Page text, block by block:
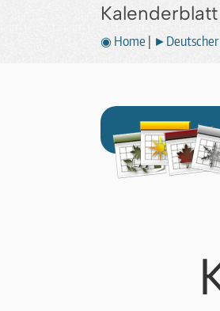
◉ Home ►Deutscher